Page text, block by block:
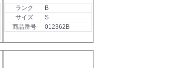
ランク
B
サイズ
S
商品番号
012362B